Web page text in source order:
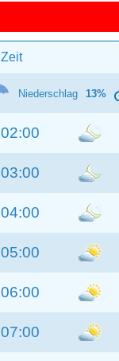
Zeit
Niederschlag 13%
02:00
03:00
04:00
05:00
06:00
07:00